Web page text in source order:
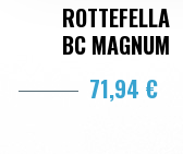
ROTTEFELLA
BC MAGNUM
71,94 €